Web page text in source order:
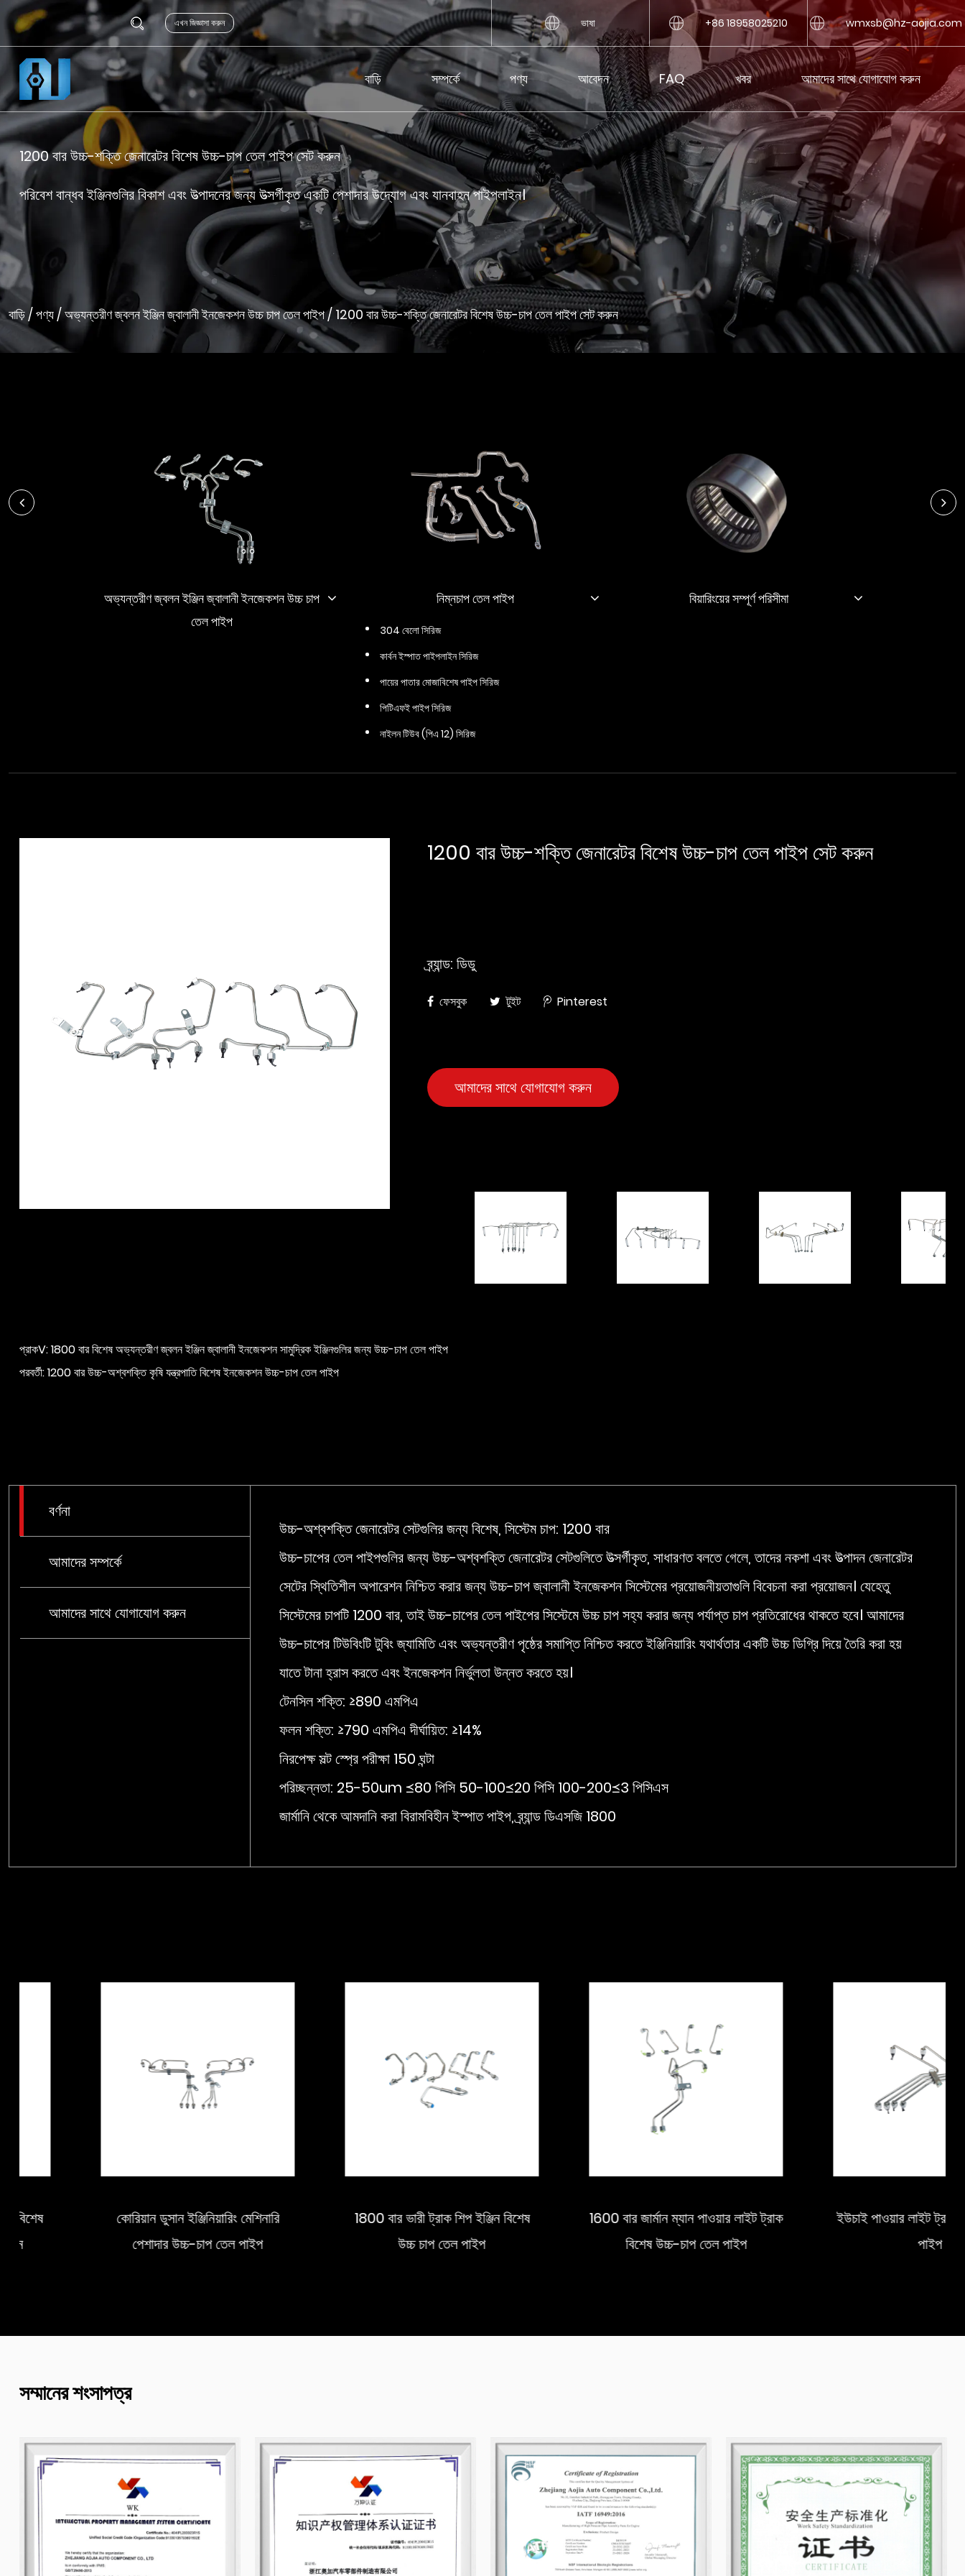
এখন জিজ্ঞাসা করুন ভাষা +86 18958025210 wmxsb@hz-aojia.com
বাড়ি সম্পর্কে পণ্য আবেদন FAQ খবর আমাদের সাথে যোগাযোগ করুন
1200 বার উচ্চ-শক্তি জেনারেটর বিশেষ উচ্চ-চাপ তেল পাইপ সেট করুন
পরিবেশ বান্ধব ইঞ্জিনগুলির বিকাশ এবং উত্পাদনের জন্য উত্সর্গীকৃত একটি পেশাদার উদ্যোগ এবং যানবাহন পাইপলাইন।
বাড়ি /পণ্য /অভ্যন্তরীণ জ্বলন ইঞ্জিন জ্বালানী ইনজেকশন উচ্চ চাপ তেল পাইপ/ 1200 বার উচ্চ-শক্তি জেনারেটর বিশেষ উচ্চ-চাপ তেল পাইপ সেট করুন
অভ্যন্তরীণ জ্বলন ইঞ্জিন জ্বালানী ইনজেকশন উচ্চ চাপ
তেল পাইপ
নিম্নচাপ তেল পাইপ
304 বেলো সিরিজ
কার্বন ইস্পাত পাইপলাইন সিরিজ
পায়ের পাতার মোজাবিশেষ পাইপ সিরিজ
পিটিএফই পাইপ সিরিজ
নাইলন টিউব (পিএ 12) সিরিজ
বিয়ারিংয়ের সম্পূর্ণ পরিসীমা
1200 বার উচ্চ-শক্তি জেনারেটর বিশেষ উচ্চ-চাপ তেল পাইপ সেট করুন
ব্র্যান্ড: ডিডু
ফেসবুক টুইট Pinterest
আমাদের সাথে যোগাযোগ করুন
প্রাকV: 1800 বার বিশেষ অভ্যন্তরীণ জ্বলন ইঞ্জিন জ্বালানী ইনজেকশন সামুদ্রিক ইঞ্জিনগুলির জন্য উচ্চ-চাপ তেল পাইপ
পরবর্তী: 1200 বার উচ্চ-অশ্বশক্তি কৃষি যন্ত্রপাতি বিশেষ ইনজেকশন উচ্চ-চাপ তেল পাইপ
বর্ণনা
আমাদের সম্পর্কে
আমাদের সাথে যোগাযোগ করুন
উচ্চ-অশ্বশক্তি জেনারেটর সেটগুলির জন্য বিশেষ, সিস্টেম চাপ: 1200 বার
উচ্চ-চাপের তেল পাইপগুলির জন্য উচ্চ-অশ্বশক্তি জেনারেটর সেটগুলিতে উত্সর্গীকৃত, সাধারণত বলতে গেলে, তাদের নকশা এবং উত্পাদন জেনারেটর
সেটের স্থিতিশীল অপারেশন নিশ্চিত করার জন্য উচ্চ-চাপ জ্বালানী ইনজেকশন সিস্টেমের প্রয়োজনীয়তাগুলি বিবেচনা করা প্রয়োজন। যেহেতু
সিস্টেমের চাপটি 1200 বার, তাই উচ্চ-চাপের তেল পাইপের সিস্টেমে উচ্চ চাপ সহ্য করার জন্য পর্যাপ্ত চাপ প্রতিরোধের থাকতে হবে। আমাদের
উচ্চ-চাপের টিউবিংটি টুবিং জ্যামিতি এবং অভ্যন্তরীণ পৃষ্ঠের সমাপ্তি নিশ্চিত করতে ইঞ্জিনিয়ারিং যথার্থতার একটি উচ্চ ডিগ্রি দিয়ে তৈরি করা হয়
যাতে টানা হ্রাস করতে এবং ইনজেকশন নির্ভুলতা উন্নত করতে হয়।
টেনসিল শক্তি: ≥890 এমপিএ
ফলন শক্তি: ≥790 এমপিএ দীর্ঘায়িত: ≥14%
নিরপেক্ষ সল্ট স্প্রে পরীক্ষা 150 ঘন্টা
পরিচ্ছন্নতা: 25-50um ≼80 পিসি 50-100≼20 পিসি 100-200≼3 পিসিএস
জার্মানি থেকে আমদানি করা বিরামবিহীন ইস্পাত পাইপ, ব্র্যান্ড ডিএসজি 1800
কোরিয়ান ডুসান ইঞ্জিনিয়ারিং মেশিনারি
পেশাদার উচ্চ-চাপ তেল পাইপ
1800 বার ভারী ট্রাক শিপ ইঞ্জিন বিশেষ
উচ্চ চাপ তেল পাইপ
1600 বার জার্মান ম্যান পাওয়ার লাইট ট্রাক
বিশেষ উচ্চ-চাপ তেল পাইপ
ইউচাই পাওয়ার লাইট ট্রাক উচ্চ-চাপ তেল
সম্মানের শংসাপত্র